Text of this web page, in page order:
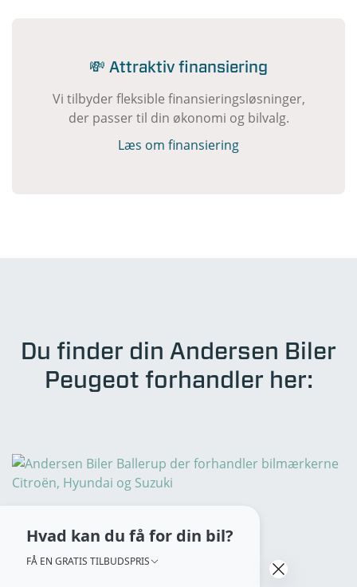
💸 Attraktiv finansiering
Vi tilbyder fleksible finansieringsløsninger,
der passer til din økonomi og bilvalg.
Læs om finansiering
Du finder din Andersen Biler
Peugeot forhandler her:
Hvad kan du få for din bil?
FÅ EN GRATIS TILBUDSPRIS